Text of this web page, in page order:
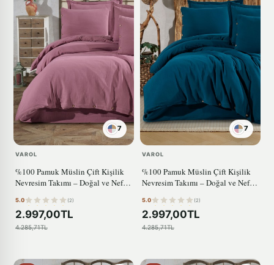
7
VAROL
%100 Pamuk Müslin Çift Kişilik
Nevresim Takımı – Doğal ve Nefes
5.0 (2)
2.997,00TL
4.285,71TL
7
VAROL
%100 Pamuk Müslin Çift Kişilik
Nevresim Takımı – Doğal ve Nefes
5.0 (2)
2.997,00TL
4.285,71TL